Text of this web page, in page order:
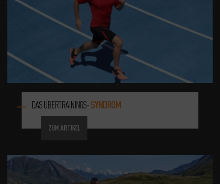
DAS ÜBERTRAININGS-SYNDROM
ZUM ARTIKEL